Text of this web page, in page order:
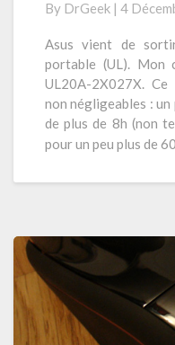
i
1
1
″
t
r
a
p
o
r
t
a
A
s
u
s
U
L
By DrGeek | 4
Asus vient de
portable (UL). Mon
UL20A-2X027X.
non négligeables :
de plus de 8h (non
pour un peu plus de